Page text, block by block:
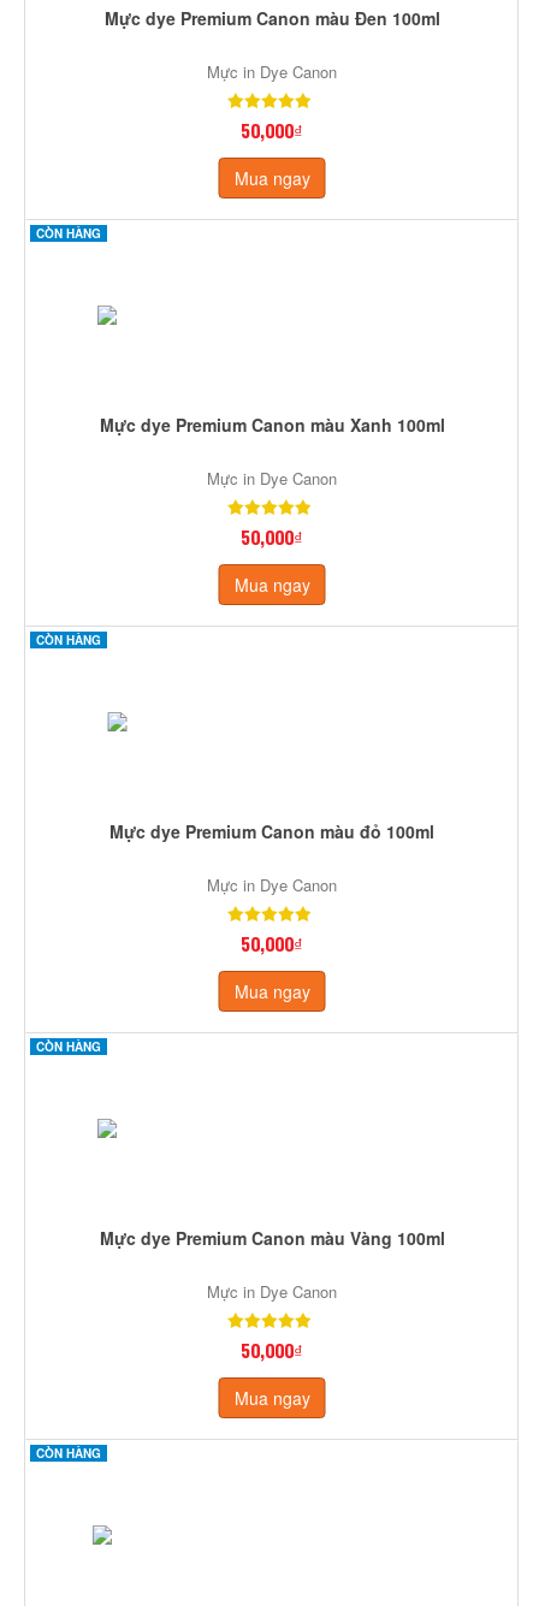
Mực dye Premium Canon màu Đen 100ml
Mực in Dye Canon
50,000₫
Mua ngay
CÒN HÀNG
Mực dye Premium Canon màu Xanh 100ml
Mực in Dye Canon
50,000₫
Mua ngay
CÒN HÀNG
Mực dye Premium Canon màu đỏ 100ml
Mực in Dye Canon
50,000₫
Mua ngay
CÒN HÀNG
Mực dye Premium Canon màu Vàng 100ml
Mực in Dye Canon
50,000₫
Mua ngay
CÒN HÀNG